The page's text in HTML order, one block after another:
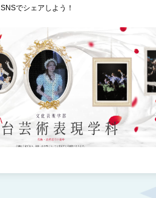
SNSでシェアしよう！